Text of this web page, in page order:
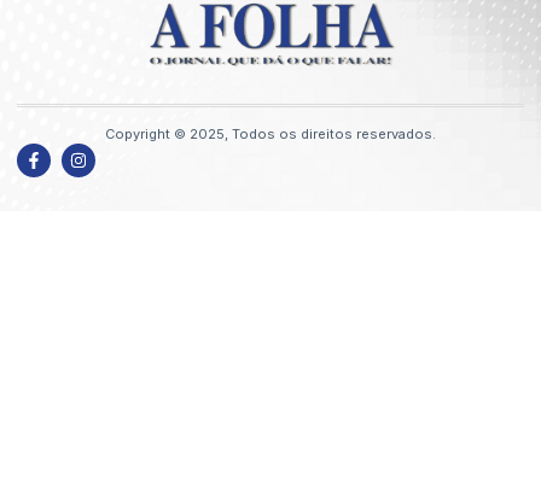
Copyright © 2025, Todos os direitos reservados.